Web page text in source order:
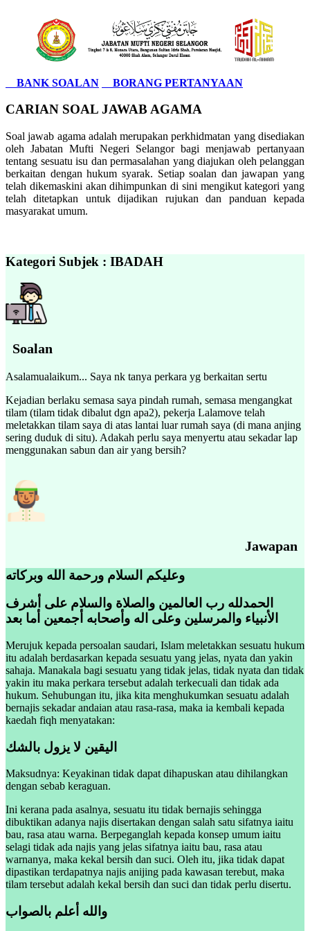
BANK SOALAN BORANG PERTANYAAN
CARIAN SOAL JAWAB AGAMA
Soal jawab agama adalah merupakan perkhidmatan yang disediakan
oleh Jabatan Mufti Negeri Selangor bagi menjawab pertanyaan
tentang sesuatu isu dan permasalahan yang diajukan oleh pelanggan
berkaitan dengan hukum syarak. Setiap soalan dan jawapan yang
telah dikemaskini akan dihimpunkan di sini mengikut kategori yang
telah ditetapkan untuk dijadikan rujukan dan panduan kepada
masyarakat umum.
Kategori Subjek : IBADAH
Soalan
Asalamualaikum... Saya nk tanya perkara yg berkaitan sertu
Kejadian berlaku semasa saya pindah rumah, semasa mengangkat
tilam (tilam tidak dibalut dgn apa2), pekerja Lalamove telah
meletakkan tilam saya di atas lantai luar rumah saya (di mana anjing
sering duduk di situ). Adakah perlu saya menyertu atau sekadar lap
menggunakan sabun dan air yang bersih?
Jawapan
وعليكم السلام ورحمة الله وبركاته
الحمدلله رب العالمين والصلاة والسلام على أشرف
الأنبياء والمرسلين وعلى اله وأصحابه أجمعين أما بعد
Merujuk kepada persoalan saudari, Islam meletakkan sesuatu hukum
itu adalah berdasarkan kepada sesuatu yang jelas, nyata dan yakin
sahaja. Manakala bagi sesuatu yang tidak jelas, tidak nyata dan tidak
yakin itu maka perkara tersebut adalah terkecuali dan tidak ada
hukum. Sehubungan itu, jika kita menghukumkan sesuatu adalah
bernajis sekadar andaian atau rasa-rasa, maka ia kembali kepada
kaedah fiqh menyatakan:
Maksudnya: Keyakinan tidak dapat dihapuskan atau dihilangkan
dengan sebab keraguan.
Ini kerana pada asalnya, sesuatu itu tidak bernajis sehingga
dibuktikan adanya najis disertakan dengan salah satu sifatnya iaitu
bau, rasa atau warna. Berpeganglah kepada konsep umum iaitu
selagi tidak ada najis yang jelas sifatnya iaitu bau, rasa atau
warnanya, maka kekal bersih dan suci. Oleh itu, jika tidak dapat
dipastikan terdapatnya najis anijing pada kawasan terebut, maka
tilam tersebut adalah kekal bersih dan suci dan tidak perlu disertu.
والله أعلم بالصواب